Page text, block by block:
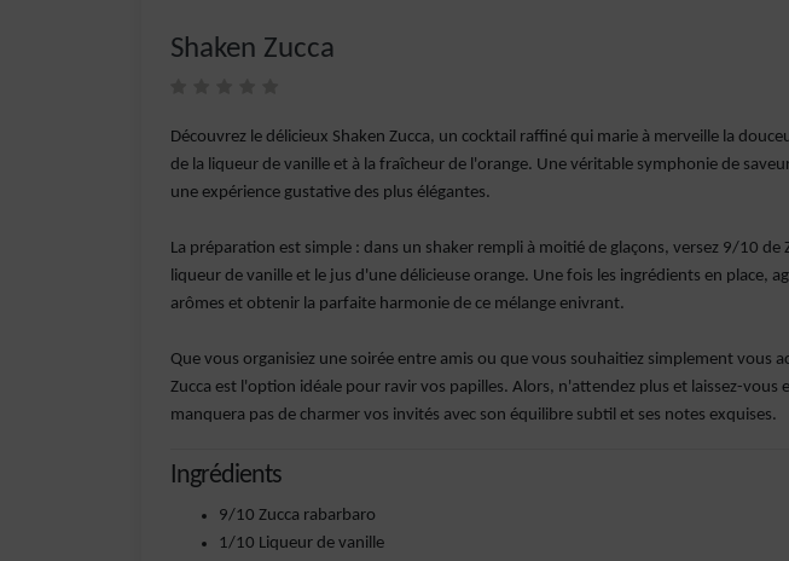
Shaken Zucca
Découvrez le délicieux Shaken Zucca, un cocktail raffiné qui marie à merveille la
de la liqueur de vanille et à la fraîcheur de l'orange. Une véritable symphonie de
une expérience gustative des plus élégantes.
La préparation est simple : dans un shaker rempli à moitié de glaçons, versez 9/10
liqueur de vanille et le jus d'une délicieuse orange. Une fois les ingrédients en place,
arômes et obtenir la parfaite harmonie de ce mélange enivrant.
Que vous organisiez une soirée entre amis ou que vous souhaitiez simplement vous
Zucca est l'option idéale pour ravir vos papilles. Alors, n'attendez plus et laissez-
manquera pas de charmer vos invités avec son équilibre subtil et ses notes exquises.
Ingrédients
9/10 Zucca rabarbaro
1/10 Liqueur de vanille